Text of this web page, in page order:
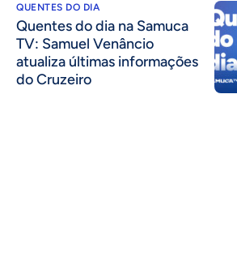
QUENTES DO DIA
Quentes do dia na Samuca
TV: Samuel Venâncio
atualiza últimas informações
do Cruzeiro